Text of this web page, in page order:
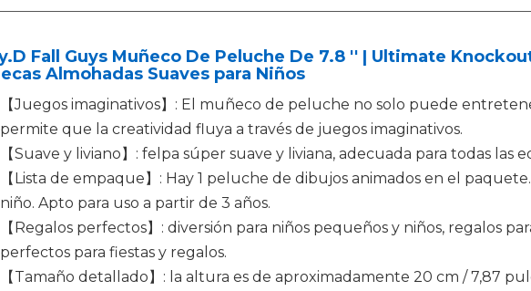
Fall Guys Muñeco De Peluche De 7.8 '' | Ultimate
Almohadas Suaves para Niños
【Juegos imaginativos】: El muñeco de peluche no solo puede
permite que la creatividad fluya a través de juegos imaginativos.
【Suave y liviano】: felpa súper suave y liviana, adecuada para todas las
【Lista de empaque】: Hay 1 peluche de dibujos animados en el
niño. Apto para uso a partir de 3 años.
【Regalos perfectos】: diversión para niños pequeños y niños, regalos
perfectos para fiestas y regalos.
【Tamaño detallado】: la altura es de aproximadamente 20 cm / 7,87